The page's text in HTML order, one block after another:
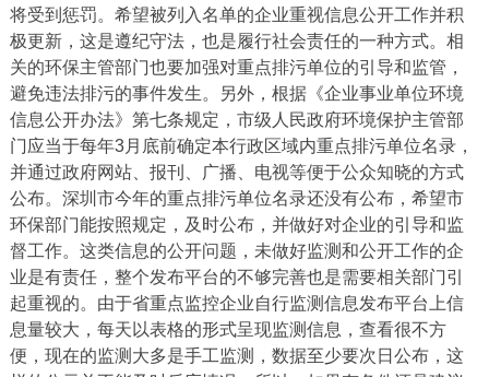
将受到惩罚。希望被列入名单的企业重视信息公开工作并积
极更新，这是遵纪守法，也是履行社会责任的一种方式。相
关的环保主管部门也要加强对重点排污单位的引导和监管，
避免违法排污的事件发生。另外，根据《企业事业单位环境
信息公开办法》第七条规定，市级人民政府环境保护主管部
门应当于每年3月底前确定本行政区域内重点排污单位名录，
并通过政府网站、报刊、广播、电视等便于公众知晓的方式
公布。深圳市今年的重点排污单位名录还没有公布，希望市
环保部门能按照规定，及时公布，并做好对企业的引导和监
督工作。这类信息的公开问题，未做好监测和公开工作的企
业是有责任，整个发布平台的不够完善也是需要相关部门引
起重视的。由于省重点监控企业自行监测信息发布平台上信
息量较大，每天以表格的形式呈现监测信息，查看很不方
便，现在的监测大多是手工监测，数据至少要次日公布，这